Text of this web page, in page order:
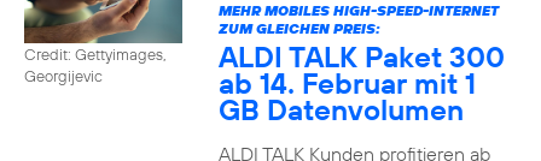
Credit: Gettyimages,
Georgijevic
MEHR MOBILES HIGH-SPEED-INTERNET
ZUM GLEICHEN PREIS:
ALDI TALK Paket 300
ab 14. Februar mit 1
GB Datenvolumen
ALDI TALK Kunden profitieren ab